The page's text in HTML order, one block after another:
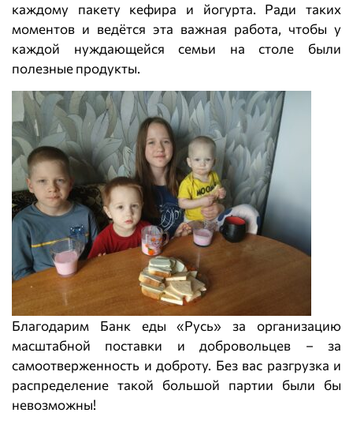
каждому пакету кефира и йогурта. Ради таких
моментов и ведётся эта важная работа, чтобы у
каждой нуждающейся семьи на столе были
полезные продукты.
Благодарим Банк еды «Русь» за организацию
масштабной поставки и добровольцев – за
самоотверженность и доброту. Без вас разгрузка и
распределение такой большой партии были бы
невозможны!